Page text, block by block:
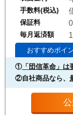
手数料(税込)
保証料
毎月返済額
おすすめポイ
①「団信革命」は
②自社商品なら、